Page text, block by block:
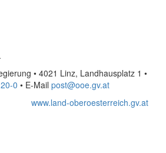
.
• 4021 Linz, Landhausplatz 1 •
0 • E-Mail post@ooe.gv.at
www.land-oberoesterreich.gv.at